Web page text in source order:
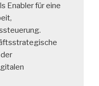
Enabler für eine